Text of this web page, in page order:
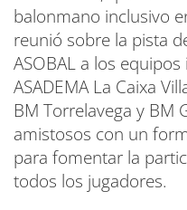
balonmano inclusivo
reunió sobre la pista
ASOBAL a los
ASADEMA La Caixa
BM Torrelavega y BM
amistosos con un
para fomentar la
todos los jugadores.